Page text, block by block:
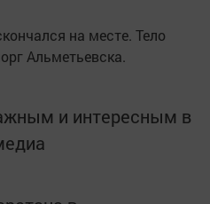
на месте. Тело
Альметьевска.
и интересным в